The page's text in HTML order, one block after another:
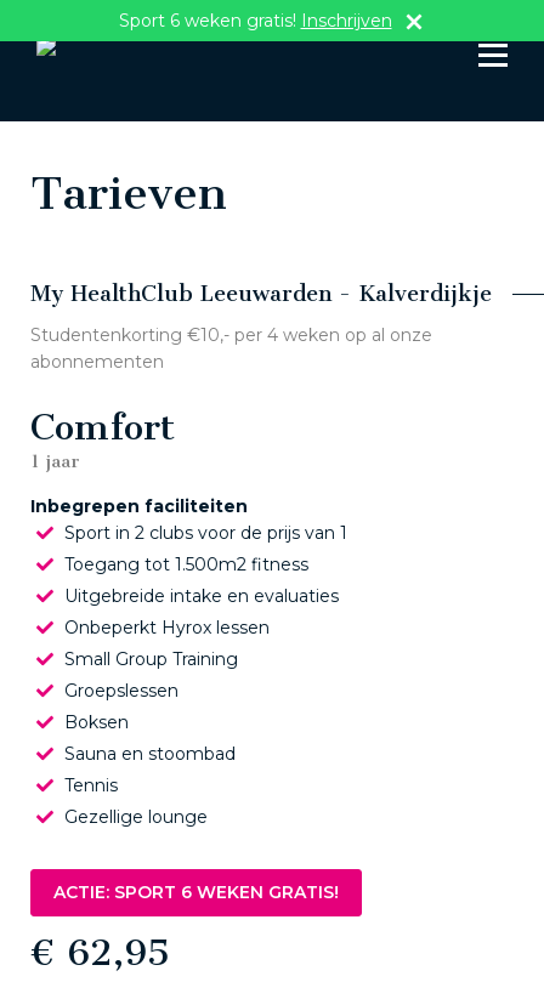
Sport 6 weken gratis! Inschrijven
Tarieven
My HealthClub Leeuwarden - Kalverdijkje
Studentenkorting €10,- per 4 weken op al onze
abonnementen
Comfort
1 jaar
Inbegrepen faciliteiten
Sport in 2 clubs voor de prijs van 1
Toegang tot 1.500m2 fitness
Uitgebreide intake en evaluaties
Onbeperkt Hyrox lessen
Small Group Training
Groepslessen
Boksen
Sauna en stoombad
Tennis
Gezellige lounge
ACTIE: SPORT 6 WEKEN GRATIS!
€ 62,95